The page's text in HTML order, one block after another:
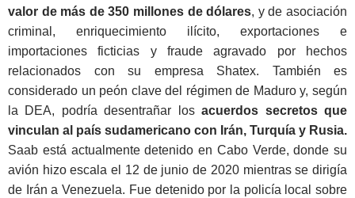
valor de más de 350 millones de dólares, y de asociación
criminal, enriquecimiento ilícito, exportaciones e
importaciones ficticias y fraude agravado por hechos
relacionados con su empresa Shatex. También es
considerado un peón clave del régimen de Maduro y, según
la DEA, podría desentrañar losacuerdos secretos que
vinculan al país sudamericano con Irán, Turquía y Rusia.
Saab está actualmente detenido en Cabo Verde, donde su
avión hizo escala el 12 de junio de 2020 mientras se dirigía
de Irán a Venezuela. Fue detenido por la policía local sobre